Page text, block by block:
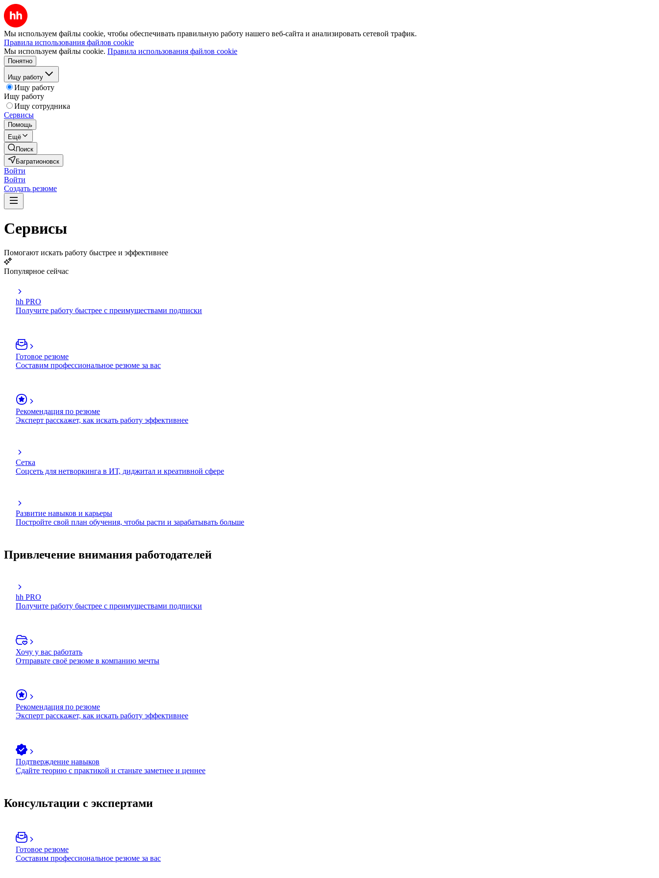
Мы используем файлы cookie, чтобы обеспечивать правильную работу нашего веб-сайта и анализировать сетевой трафик.
Правила использования файлов cookie
Мы используем файлы cookie. Правила использования файлов cookie
Понятно
Ищу работу
Ищу работу
Ищу работу
Ищу сотрудника
Сервисы
Помощь
Ещё
Поиск
Багратионовск
Войти
Войти
Создать резюме
Сервисы
Помогают искать работу быстрее и эффективнее
Популярное сейчас
hh PRO
Получите работу быстрее с преимуществами подписки
Готовое резюме
Составим профессиональное резюме за вас
Рекомендация по резюме
Эксперт расскажет, как искать работу эффективнее
Сетка
Соцсеть для нетворкинга в ИТ, диджитал и креативной сфере
Развитие навыков и карьеры
Постройте свой план обучения, чтобы расти и зарабатывать больше
Привлечение внимания работодателей
hh PRO
Получите работу быстрее с преимуществами подписки
Хочу у вас работать
Отправьте своё резюме в компанию мечты
Рекомендация по резюме
Эксперт расскажет, как искать работу эффективнее
Подтверждение навыков
Сдайте теорию с практикой и станьте заметнее и ценнее
Консультации с экспертами
Готовое резюме
Составим профессиональное резюме за вас